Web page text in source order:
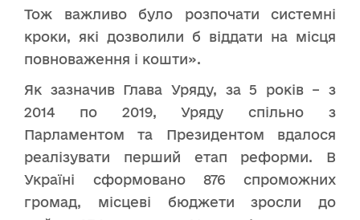
Тож важливо було розпочати системні
кроки, які дозволили б віддати на місця
повноваження і кошти».
Як зазначив Глава Уряду, за 5 років – з
2014 по 2019, Уряду спільно з
Парламентом та Президентом вдалося
реалізувати перший етап реформи. В
Україні сформовано 876 спроможних
громад, місцеві бюджети зросли до